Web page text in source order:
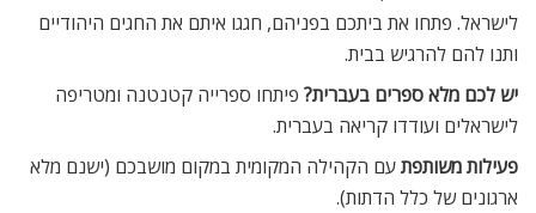
לישראל. פתחו את ביתכם בפניהם, חגגו איתם את החגים היהודיים
ותנו להם להרגיש בבית.
יש לכם מלא ספרים בעברית? פיתחו ספרייה קטנטנה ומטריפה
לישראלים ועודדו קריאה בעברית.
פעילות משותפתעם הקהילה המקומית במקום מושבכם (ישנם מלא
ארגונים של כלל הדתות).